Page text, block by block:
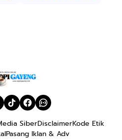
SiberDisclaimerKode Etik
Pasang Iklan & Adv